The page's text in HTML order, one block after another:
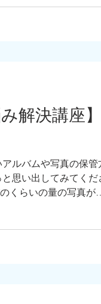
解決講座】
ルバムや写真の保管
思い出してみてくだ
くらいの量の写真が